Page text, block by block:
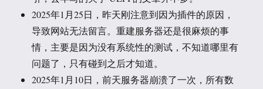
2025年1月25日，昨天刚注意到因为插件的原因，
导致网站无法留言。重建服务器还是很麻烦的事
情，主要是因为没有系统性的测试，不知道哪里有
问题了，只有碰到之后才知道。
2025年1月10日，前天服务器崩溃了一次，所有数